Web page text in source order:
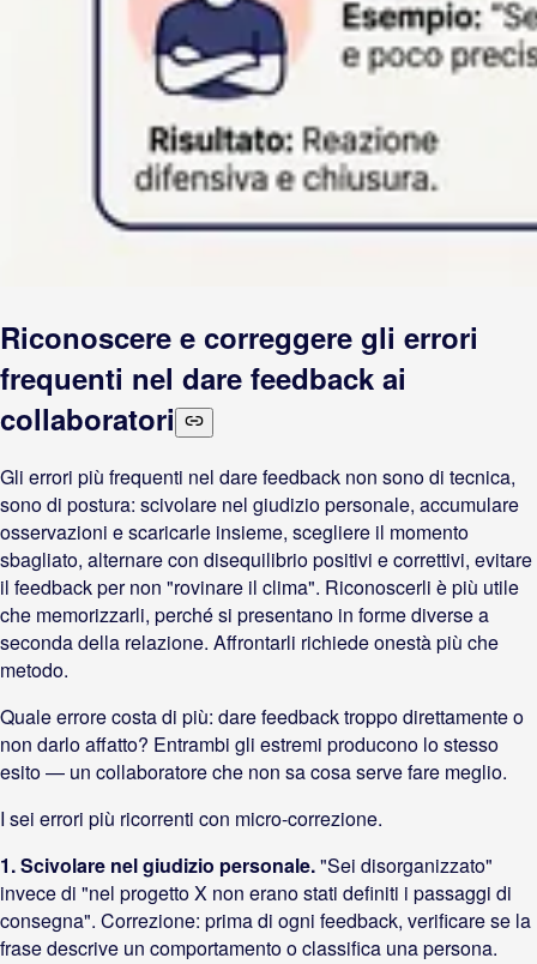
Riconoscere e correggere gli errori
frequenti nel dare feedback ai
collaboratori
Gli errori più frequenti nel dare feedback non sono di tecnica,
sono di postura: scivolare nel giudizio personale, accumulare
osservazioni e scaricarle insieme, scegliere il momento
sbagliato, alternare con disequilibrio positivi e correttivi, evitare
il feedback per non "rovinare il clima". Riconoscerli è più utile
che memorizzarli, perché si presentano in forme diverse a
seconda della relazione. Affrontarli richiede onestà più che
metodo.
Quale errore costa di più: dare feedback troppo direttamente o
non darlo affatto? Entrambi gli estremi producono lo stesso
esito — un collaboratore che non sa cosa serve fare meglio.
I sei errori più ricorrenti con micro-correzione.
1. Scivolare nel giudizio personale."Sei disorganizzato"
invece di "nel progetto X non erano stati definiti i passaggi di
consegna". Correzione: prima di ogni feedback, verificare se la
frase descrive un comportamento o classifica una persona.